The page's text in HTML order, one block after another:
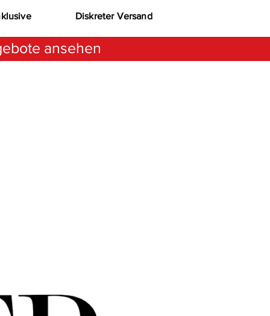
Diskreter Versand
ansehen